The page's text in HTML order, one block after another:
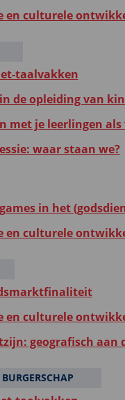
en culturele
taalvakken
de opleiding van
met je leerlingen
waar staan we?
in het
en culturele
en culturele
geografisch